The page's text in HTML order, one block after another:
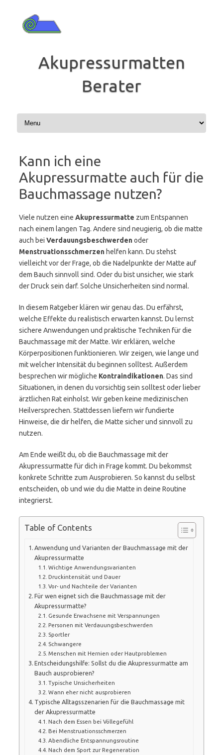
springen
Akupressurmatten
Berater
Kann ich eine
Akupressurmatte auch für die
Bauchmassage nutzen?
Viele nutzen eine Akupressurmatte zum Entspannen
nach einem langen Tag. Andere sind neugierig, ob die matte
auch bei Verdauungsbeschwerdenoder
Menstruationsschmerzen helfen kann. Du stehst
vielleicht vor der Frage, ob die Nadelpunkte der Matte auf
dem Bauch sinnvoll sind. Oder du bist unsicher, wie stark
der Druck sein darf. Solche Unsicherheiten sind normal.
In diesem Ratgeber klären wir genau das. Du erfährst,
welche Effekte du realistisch erwarten kannst. Du lernst
sichere Anwendungen und praktische Techniken für die
Bauchmassage mit der Matte. Wir erklären, welche
Körperpositionen funktionieren. Wir zeigen, wie lange und
mit welcher Intensität du beginnen solltest. Außerdem
besprechen wir mögliche Kontraindikationen. Das sind
Situationen, in denen du vorsichtig sein solltest oder lieber
ärztlichen Rat einholst. Wir geben keine medizinischen
Heilversprechen. Stattdessen liefern wir fundierte
Hinweise, die dir helfen, die Matte sicher und sinnvoll zu
nutzen.
Am Ende weißt du, ob die Bauchmassage mit der
Akupressurmatte für dich in Frage kommt. Du bekommst
konkrete Schritte zum Ausprobieren. So kannst du selbst
entscheiden, ob und wie du die Matte in deine Routine
integrierst.
Table of Contents
Anwendung und Varianten der Bauchmassage mit der
Akupressurmatte
Wichtige Anwendungsvarianten
Druckintensität und Dauer
Vor- und Nachteile der Varianten
Für wen eignet sich die Bauchmassage mit der
Akupressurmatte?
Gesunde Erwachsene mit Verspannungen
Personen mit Verdauungsbeschwerden
Sportler
Schwangere
Menschen mit Hernien oder Hautproblemen
Entscheidungshilfe: Sollst du die Akupressurmatte am
Bauch ausprobieren?
Typische Unsicherheiten
Wann eher nicht ausprobieren
Typische Alltagsszenarien für die Bauchmassage mit
der Akupressurmatte
Nach dem Essen bei Völlegefühl
Bei Menstruationsschmerzen
Abendliche Entspannungsroutine
Nach dem Sport zur Regeneration